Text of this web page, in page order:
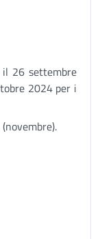
26 settembre
2024 per i